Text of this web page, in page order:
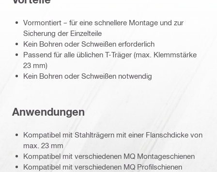
Vormontiert – für eine schnellere Montage und zur
Sicherung der Einzelteile
Kein Bohren oder Schweißen erforderlich
Passend für alle üblichen T-Träger (max. Klemmstärke
23 mm)
Kein Bohren oder Schweißen notwendig
Anwendungen
Kompatibel mit Stahlträgern mit einer Flanschdicke von
max. 23 mm
Kompatibel mit verschiedenen MQ Montageschienen
Kompatibel mit verschiedenen MQ Profilschienen